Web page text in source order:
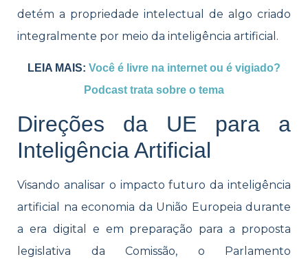
detém a propriedade intelectual de algo criado
integralmente por meio da inteligência artificial.
LEIA MAIS: Você é livre na internet ou é vigiado?
Podcast trata sobre o tema
Direções da UE para a
Inteligência Artificial
Visando analisar o impacto futuro da inteligência
artificial na economia da União Europeia durante
a era digital e em preparação para a proposta
legislativa da Comissão, o Parlamento